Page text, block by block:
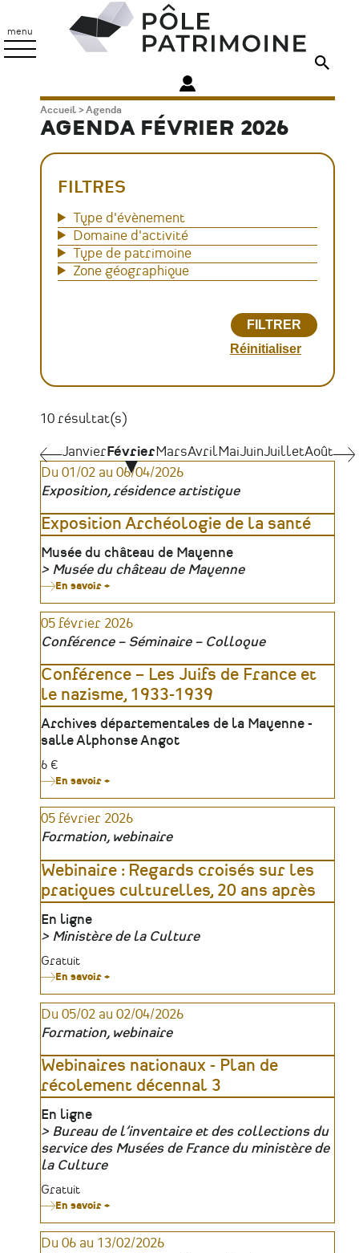
contenu
principal
menu
Patrimoine
Fil
d'Ariane
Accueil Agenda
AGENDA FÉVRIER 2026
10 résultat(s)
Pagination
JanvierJanvier Février MarsAvrilMaiJuinJuilletAoût
Du 01/02 au 06/04/2026
Exposition, résidence artistique
Exposition Archéologie de la santé
Lieu
Musée du château de Mayenne
Organisateur
Musée du château de Mayenne
En savoir +
Archéologie
de
santé
05 février 2026
Conférence – Séminaire – Colloque
Conférence – Les Juifs de France et
le nazisme, 1933-1939
Lieu
Archives départementales de la Mayenne -
salle Alphonse Angot
Tarifs
6 €
En savoir +
–
Les
Juifs
de
et
le
nazisme,
1933-
05 février 2026
Formation, webinaire
Webinaire : Regards croisés sur les
pratiques culturelles, 20 ans après
Lieu
En ligne
Organisateur
Ministère de la Culture
Tarifs
Gratuit
En savoir +
:
Regards
croisés
sur
pratiques
culturelles,
20
ans
Du 05/02 au 02/04/2026
Formation, webinaire
Webinaires nationaux - Plan de
récolement décennal 3
Lieu
En ligne
Organisateur
Bureau de l’inventaire et des collections du
service des Musées de France du ministère de
la Culture
Tarifs
Gratuit
En savoir +
nationaux
-
Du 06 au 13/02/2026
FILTRES
Type d'évènement
Domaine d'activité
Type de patrimoine
Zone géographique